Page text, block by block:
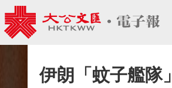
伊朗「蚊子艦隊